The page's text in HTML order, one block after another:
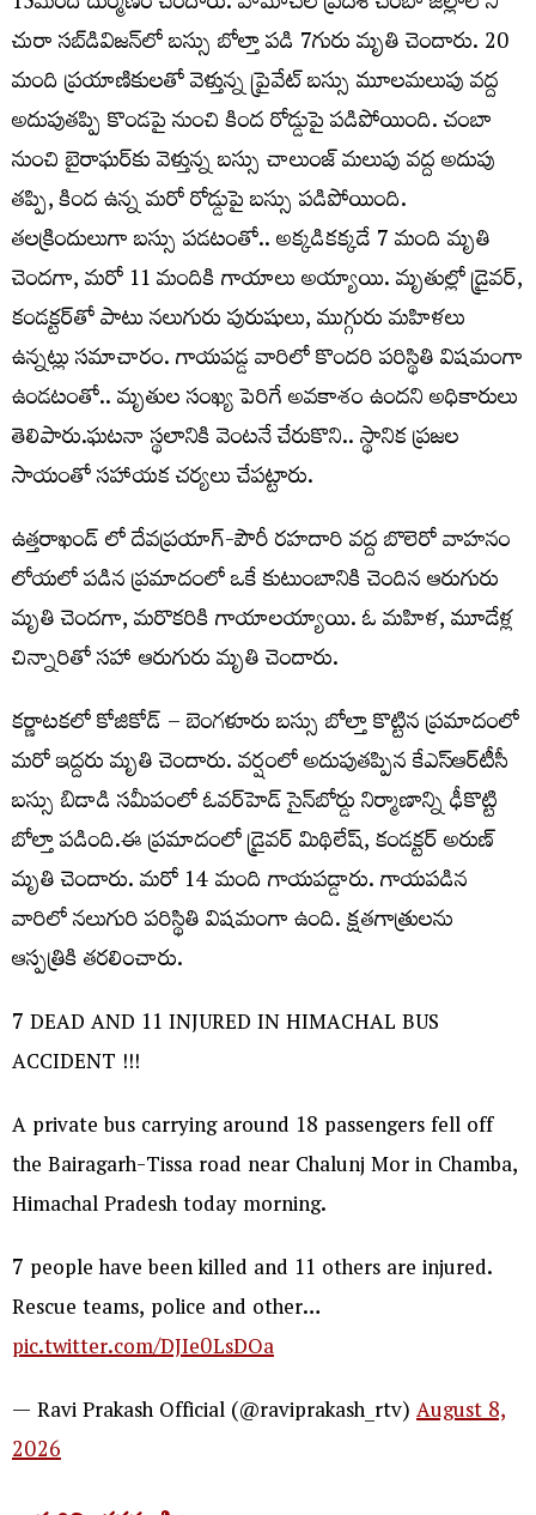
చురా స‌బ్‌డివిజ‌న్‌లో బస్సు బోల్తా పడి 7గురు మృతి చెందారు. 20
మంది ప్రయాణికులతో వెళ్తున్న ప్రైవేట్ బస్సు మూలమలుపు వద్ద
అదుపుతప్పి కొండపై నుంచి కింద రోడ్డుపై పడిపోయింది. చంబా
నుంచి బైరాఘ‌ర్‌కు వెళ్తున్న బస్సు చాలుంజ్ మ‌లుపు వ‌ద్ద అదుపు
తప్పి, కింద ఉన్న మరో రోడ్డుపై బస్సు పడిపోయింది.
తలక్రిందులుగా బస్సు పడటంతో.. అక్కడికక్కడే 7 మంది మృతి
చెందగా, మరో 11 మందికి గాయాలు అయ్యాయి. మృతుల్లో డ్రైవర్,
కండక్టర్‌తో పాటు నలుగురు పురుషులు, ముగ్గురు మహిళలు
ఉన్నట్లు సమాచారం. గాయపడ్డ వారిలో కొందరి పరిస్థితి విషమంగా
ఉండటంతో.. మృతుల సంఖ్య పెరిగే అవకాశం ఉందని అధికారులు
తెలిపారు.ఘటనా స్థలానికి వెంటనే చేరుకొని.. స్థానిక ప్రజల
సాయంతో సహాయక చర్యలు చేపట్టారు.
ఉత్తరాఖండ్ లో దేవప్రయాగ్-పౌరీ రహదారి వద్ద బొలెరో వాహనం
లోయలో పడిన ప్రమాదంలో ఒకే కుటుంబానికి చెందిన ఆరుగురు
మృతి చెందగా, మరొకరికి గాయాలయ్యాయి. ఓ మహిళ, మూడేళ్ల
చిన్నారితో సహా ఆరుగురు మృతి చెందారు.
కర్ణాటకలో కోజికోడ్‌ – బెంగళూరు బస్సు బోల్తా కొట్టిన ప్రమాదంలో
మరో ఇద్దరు మృతి చెందారు. వర్షంలో అదుపుతప్పిన కేఎస్‌ఆర్‌టీసీ
బస్సు బిడాడి సమీపంలో ఓవర్‌హెడ్‌ సైన్‌బోర్డు నిర్మాణాన్ని ఢీకొట్టి
బోల్తా పడింది.ఈ ప్రమాదంలో డ్రైవర్‌ మిథిలేష్‌, కండక్టర్‌ అరుణ్‌
మృతి చెందారు. మరో 14 మంది గాయపడ్డారు. గాయపడిన
వారిలో నలుగురి పరిస్థితి విషమంగా ఉంది. క్షతగాత్రులను
ఆస్పత్రికి తరలించారు.
7 DEAD AND 11 INJURED IN HIMACHAL BUS
ACCIDENT !!!
A private bus carrying around 18 passengers fell off
the Bairagarh-Tissa road near Chalunj Mor in Chamba,
Himachal Pradesh today morning.
7 people have been killed and 11 others are injured.
Rescue teams, police and other…
pic.twitter.com/DJIe0LsDOa
— Ravi Prakash Official (@raviprakash_rtv)August 8,
2026